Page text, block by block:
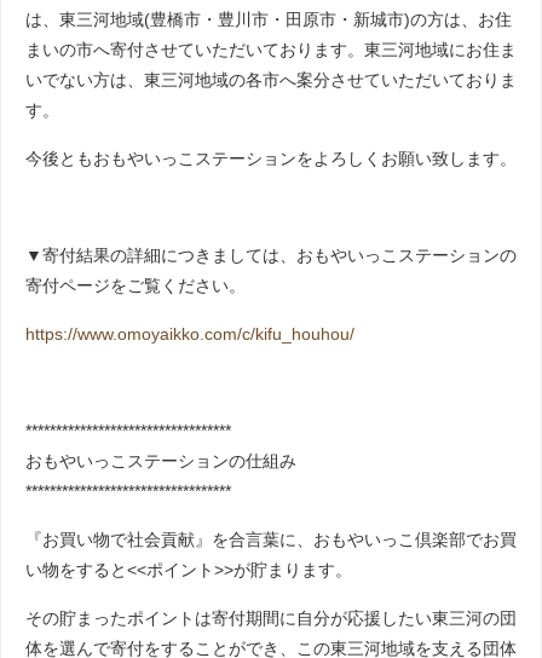
は、東三河地域(豊橋市・豊川市・田原市・新城市)の方は、お住
まいの市へ寄付させていただいております。東三河地域にお住ま
いでない方は、東三河地域の各市へ案分させていただいておりま
す。
今後ともおもやいっこステーションをよろしくお願い致します。
▼寄付結果の詳細につきましては、おもやいっこステーションの
寄付ページをご覧ください。
https://www.omoyaikko.com/c/kifu_houhou/
**********************************
おもやいっこステーションの仕組み
**********************************
『お買い物で社会貢献』を合言葉に、おもやいっこ倶楽部でお買
い物をすると<<ポイント>>が貯まります。
その貯まったポイントは寄付期間に自分が応援したい東三河の団
体を選んで寄付をすることができ、この東三河地域を支える団体